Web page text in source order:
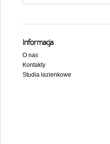
Informacja
O nas
Kontakty
Studia łazienkowe